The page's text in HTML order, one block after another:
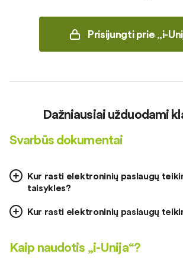
Prisijungti prie „i-
Dažniausiai užduodami
Svarbūs dokumentai
Kur rasti elektroninių paslaugų
taisykles?
Kur rasti elektroninių paslaugų
Kaip naudotis „i-Unija“?